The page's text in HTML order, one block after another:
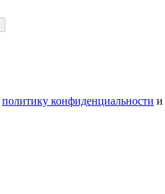
политику конфиденциальности и